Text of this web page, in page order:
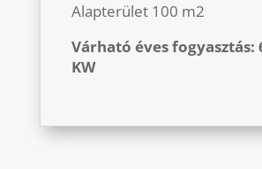
Alapterület 100 m2
Várható éves fogyasztás:
KW